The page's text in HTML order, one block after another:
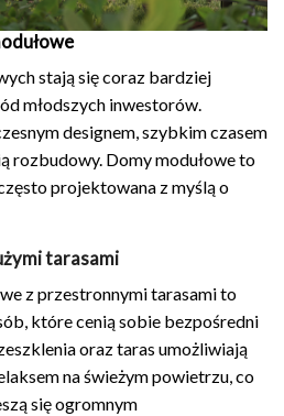
stają się coraz bardziej
młodszych inwestorów.
designem, szybkim czasem
rozbudowy. Domy modułowe to
projektowana z myślą o
tarasami
z przestronnymi tarasami to
które cenią sobie bezpośredni
oraz taras umożliwiają
na świeżym powietrzu, co
się ogromnym